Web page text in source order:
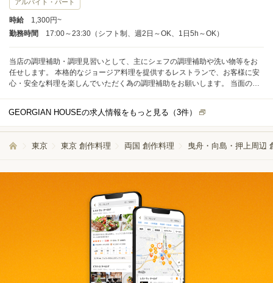
いるので、落ち着いた雰囲気の中で着実に接客経験を積む事が可能です。 入
社後はOJT現場指導を中心に、先輩スタッフが実際の業務を通じて丁寧に教え
ます。 分からない事や不安な事はその場で質問しやすい環境ですので、未経
アルバイト・パート
時給
1,300円~
勤務時間
17:00～23:30（シフト制、週2日～OK、1日5h～OK）
当店の調理補助・調理見習いとして、主にシェフの調理補助や洗い物等をお
任せします。 本格的なジョージア料理を提供するレストランで、お客様に安
心・安全な料理を楽しんでいただく為の調理補助をお願いします。 当面の
客業が初めての方でも無理なくスタート出来ます。 ピーク時は複数名で協力
しながら進める為、安心して働いていただける環境です。 未経験の方には、
たことがあれば、その場でフォローする体制が整っていますので、安心して
GEORGIAN HOUSEの求人情報をもっと見る（3件）
東京 東京 創作料理 両国 創作料理 曳舟・向島・押上周辺